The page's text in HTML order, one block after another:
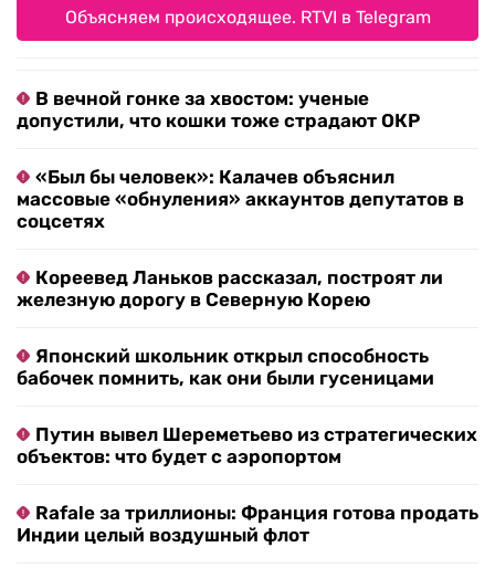
Объясняем происходящее. RTVI в Telegram
В вечной гонке за хвостом: ученые
допустили, что кошки тоже страдают ОКР
«Был бы человек»: Калачев объяснил
массовые «обнуления» аккаунтов депутатов в
соцсетях
Кореевед Ланьков рассказал, построят ли
железную дорогу в Северную Корею
Японский школьник открыл способность
бабочек помнить, как они были гусеницами
Путин вывел Шереметьево из стратегических
объектов: что будет с аэропортом
Rafale за триллионы: Франция готова продать
Индии целый воздушный флот